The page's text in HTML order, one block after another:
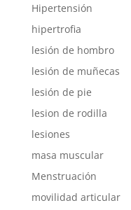
Hipertensión
hipertrofia
lesión de hombro
lesión de muñecas
lesión de pie
lesion de rodilla
lesiones
masa muscular
Menstruación
movilidad articular